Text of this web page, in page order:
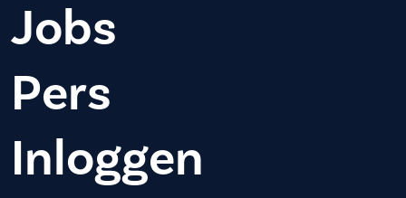
Jobs
Pers
Inloggen